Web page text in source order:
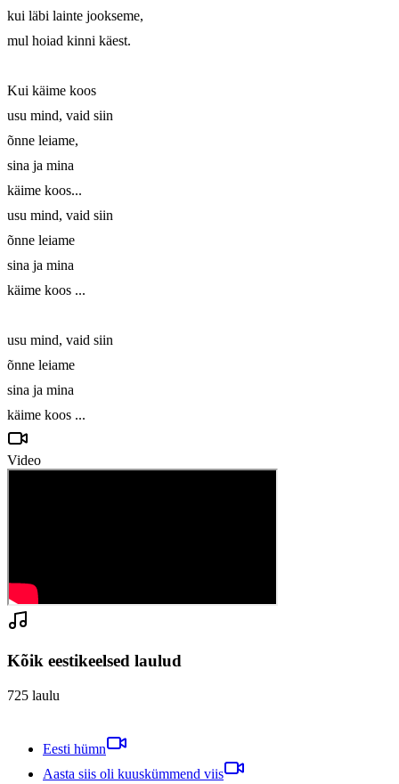
kui läbi lainte jookseme,
mul hoiad kinni käest.
Kui käime koos
usu mind, vaid siin
õnne leiame,
sina ja mina
käime koos...
usu mind, vaid siin
õnne leiame
sina ja mina
käime koos ...
usu mind, vaid siin
õnne leiame
sina ja mina
käime koos ...
Video
Kõik eestikeelsed laulud
725 laulu
Eesti hümn
Aasta siis oli kuuskümmend viis